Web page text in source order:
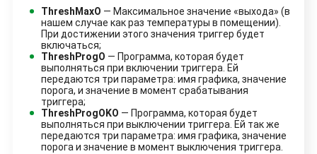
ThreshMaxO — Максимальное значение «выхода» (в
нашем случае как раз температуры в помещении).
При достижении этого значения триггер будет
включаться;
ThreshProgO — Программа, которая будет
выполняться при включении триггера. Ей
передаются три параметра: имя графика, значение
порога, и значение в момент срабатывания
триггера;
ThreshProgOKO — Программа, которая будет
выполняться при выключении триггера. Ей так же
передаются три параметра: имя графика, значение
порога и значение в момент выключения триггера.